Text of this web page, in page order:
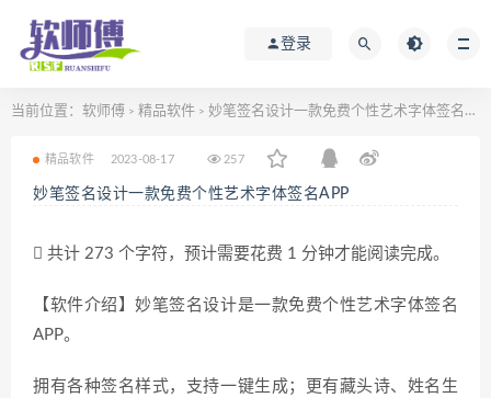
登录
当前位置： 软师傅 > 精品软件 > 妙笔签名设计一款免费个性艺术字体签名APP
精品软件 2023-08-17 257
妙笔签名设计一款免费个性艺术字体签名APP
共计 273 个字符，预计需要花费 1 分钟才能阅读完成。
【软件介绍】妙笔签名设计是一款免费个性艺术字体签名
APP。
拥有各种签名样式，支持一键生成；更有藏头诗、姓名生